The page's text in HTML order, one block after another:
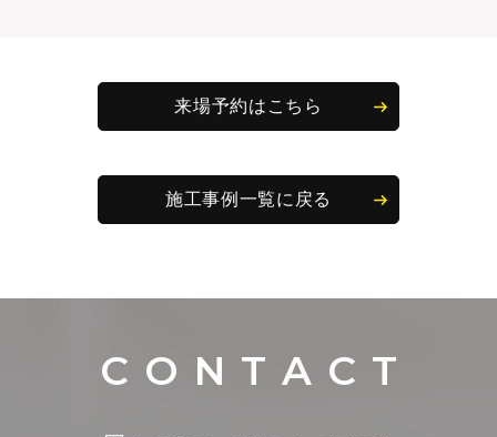
来場予約はこちら
施工事例一覧に戻る